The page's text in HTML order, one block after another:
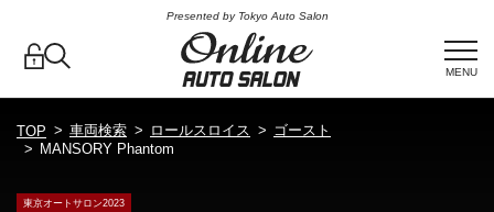
Presented by Tokyo Auto Salon
MENU
TOP 車両検索 ロールスロイス
ゴースト
MANSORY Phantom
東京オートサロン2023